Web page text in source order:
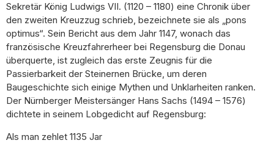
Sekretär König Ludwigs VII. (1120 – 1180) eine Chronik über
den zweiten Kreuzzug schrieb, bezeichnete sie als „pons
optimus“. Sein Bericht aus dem Jahr 1147, wonach das
französische Kreuzfahrerheer bei Regensburg die Donau
überquerte, ist zugleich das erste Zeugnis für die
Passierbarkeit der Steinernen Brücke, um deren
Baugeschichte sich einige Mythen und Unklarheiten ranken.
Der Nürnberger Meistersänger Hans Sachs (1494 – 1576)
dichtete in seinem Lobgedicht auf Regensburg:
Als man zehlet 1135 Jar